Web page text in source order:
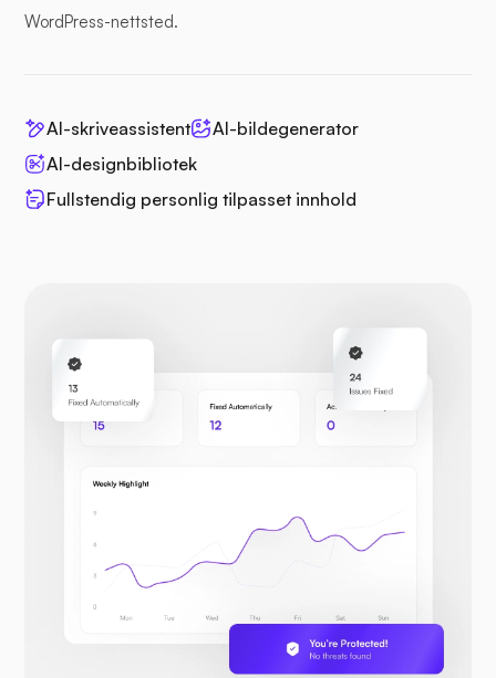
WordPress-nettsted.
AI-skriveassistent
AI-bildegenerator
AI-designbibliotek
Fullstendig personlig tilpasset innhold